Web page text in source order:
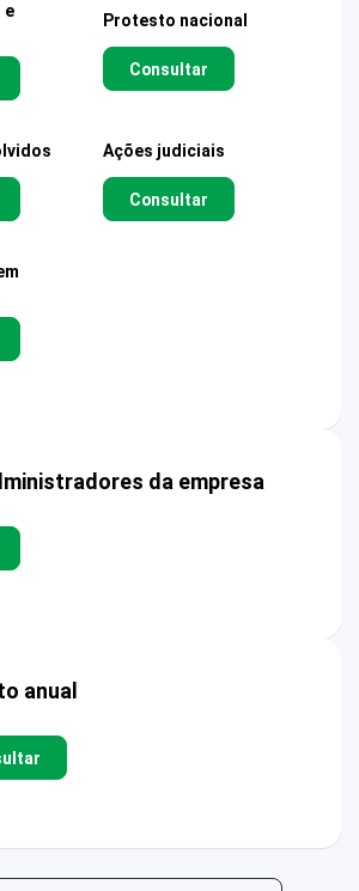
e
Protesto nacional
Consultar
Ações judiciais
Consultar
da empresa
anual